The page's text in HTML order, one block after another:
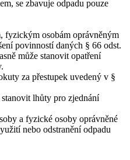
se zbavuje odpadu pouze
fyzickým osobám oprávněným
povinností daných § 66 odst.
může stanovit opatření
za přestupek uvedený v §
stanovit lhůty pro zjednání
a fyzické osoby oprávněné
nebo odstranění odpadu